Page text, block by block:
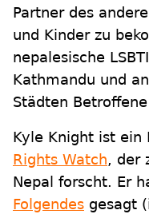
Partner des
und Kinder zu
nepalesische
Kathmandu und
Städten
Kyle Knight ist ein
Rights Watch, der
Nepal forscht. Er
Folgendes gesagt